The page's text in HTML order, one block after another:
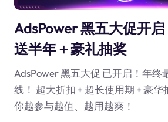
AdsPower 黑五大促开
送半年＋豪礼抽奖
AdsPower 黑五大促 已开启！年终
线！ 超大折扣 + 超长使用期 + 豪
你越参与越值、越用越爽！